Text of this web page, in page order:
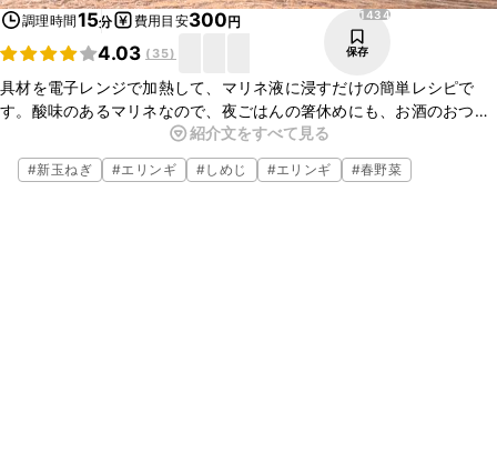
調理時間15分 費用目安300円
4.03 ( 35)
1434
保存
具材を電子レンジで加熱して、マリネ液に浸すだけの簡単レシピで
す。酸味のあるマリネなので、夜ごはんの箸休めにも、お酒のおつま
みにもピッタリです。きのこは他にもしいたけや舞茸など、余ってい
るものを使ってもおいしく作れます。
紹介文をすべて見る
#新玉ねぎ #エリンギ #しめじ #エリンギ #春野菜